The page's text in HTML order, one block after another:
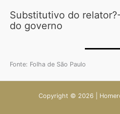
Substitutivo do
do governo
Fonte: Folha de São Paulo
Copyright © 2026 |